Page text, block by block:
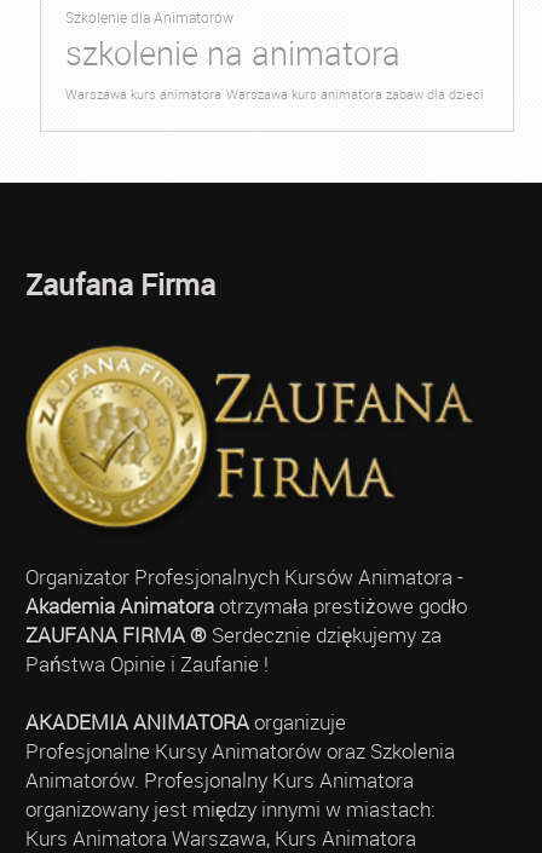
Szkolenie dla Animatorów
szkolenie na animatora
Warszawa kurs animatora Warszawa kurs animatora zabaw dla dzieci
Zaufana Firma
Organizator Profesjonalnych Kursów Animatora -
Akademia Animatoraotrzymała prestiżowe godło
ZAUFANA FIRMA ®Serdecznie dziękujemy za
Państwa Opinie i Zaufanie !
AKADEMIA ANIMATORAorganizuje
Profesjonalne Kursy Animatorów oraz Szkolenia
Animatorów. Profesjonalny Kurs Animatora
organizowany jest między innymi w miastach:
Kurs Animatora Warszawa, Kurs Animatora